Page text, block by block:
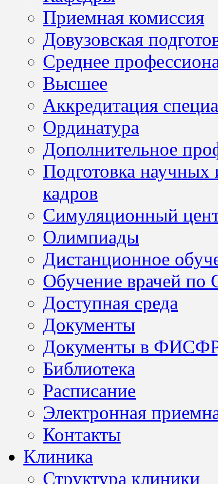
Приемная комиссия
Довузовская
Среднее
Высшее
Аккредитация
Ординатура
Дополнительное
Подготовка научных
кадров
Симуляционный
Олимпиады
Дистанционное
Обучение врачей по
Доступная среда
Документы
Документы в
Библиотека
Расписание
Электронная
Контакты
Клиника
Структура клиники